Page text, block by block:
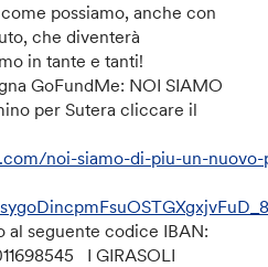
possiamo, anche con
che diventerà
in tante e tanti!
GoFundMe: NOI SIAMO
per Sutera cliccare il
noi-siamo-di-piu-un-
al seguente codice IBAN:
I GIRASOLI